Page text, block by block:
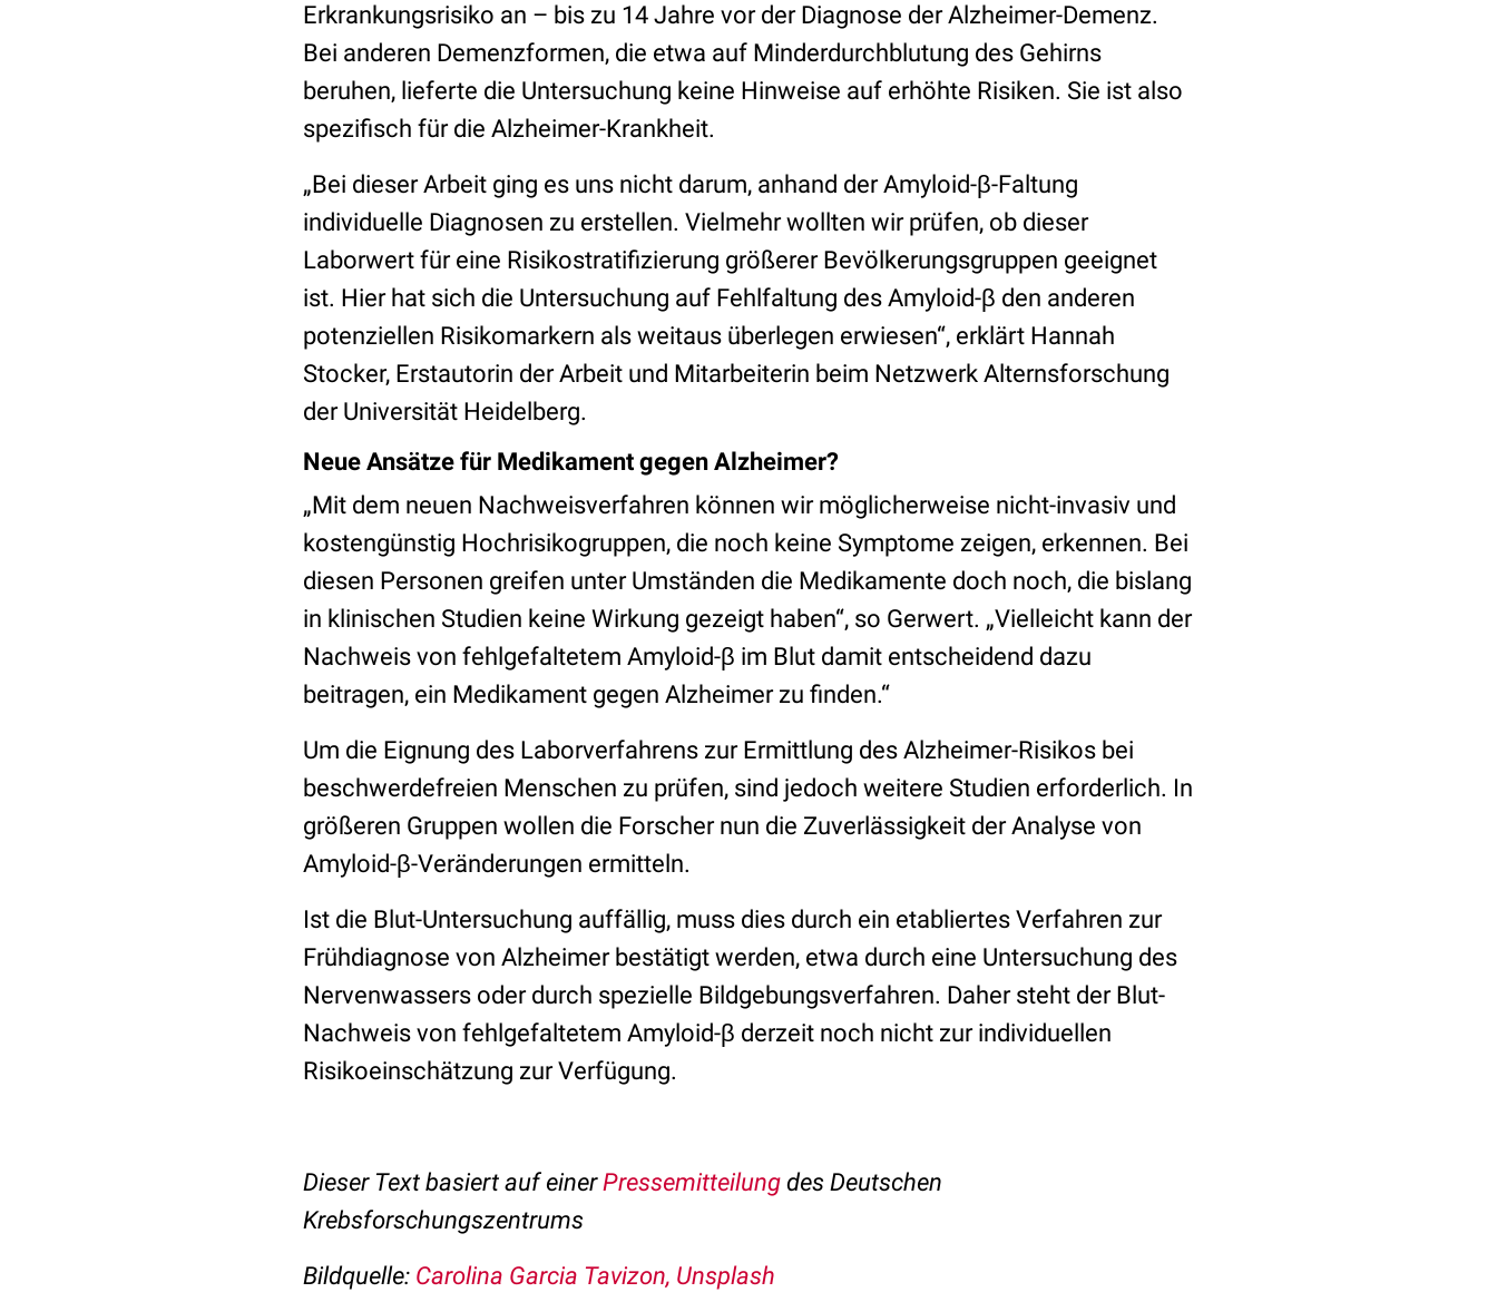
Erkrankungsrisiko an – bis zu 14 Jahre vor der Diagnose der Alzheimer-Demenz.
Bei anderen Demenzformen, die etwa auf Minderdurchblutung des Gehirns
beruhen, lieferte die Untersuchung keine Hinweise auf erhöhte Risiken. Sie ist also
spezifisch für die Alzheimer-Krankheit.
„Bei dieser Arbeit ging es uns nicht darum, anhand der Amyloid-β-Faltung
individuelle Diagnosen zu erstellen. Vielmehr wollten wir prüfen, ob dieser
Laborwert für eine Risikostratifizierung größerer Bevölkerungsgruppen geeignet
ist. Hier hat sich die Untersuchung auf Fehlfaltung des Amyloid-β den anderen
potenziellen Risikomarkern als weitaus überlegen erwiesen“, erklärt Hannah
Stocker, Erstautorin der Arbeit und Mitarbeiterin beim Netzwerk Alternsforschung
der Universität Heidelberg.
Neue Ansätze für Medikament gegen Alzheimer?
„Mit dem neuen Nachweisverfahren können wir möglicherweise nicht-invasiv und
kostengünstig Hochrisikogruppen, die noch keine Symptome zeigen, erkennen. Bei
diesen Personen greifen unter Umständen die Medikamente doch noch, die bislang
in klinischen Studien keine Wirkung gezeigt haben“, so Gerwert. „Vielleicht kann der
Nachweis von fehlgefaltetem Amyloid-β im Blut damit entscheidend dazu
beitragen, ein Medikament gegen Alzheimer zu finden.“
Um die Eignung des Laborverfahrens zur Ermittlung des Alzheimer-Risikos bei
beschwerdefreien Menschen zu prüfen, sind jedoch weitere Studien erforderlich. In
größeren Gruppen wollen die Forscher nun die Zuverlässigkeit der Analyse von
Amyloid-β-Veränderungen ermitteln.
Ist die Blut-Untersuchung auffällig, muss dies durch ein etabliertes Verfahren zur
Frühdiagnose von Alzheimer bestätigt werden, etwa durch eine Untersuchung des
Nervenwassers oder durch spezielle Bildgebungsverfahren. Daher steht der Blut-
Nachweis von fehlgefaltetem Amyloid-β derzeit noch nicht zur individuellen
Risikoeinschätzung zur Verfügung.
Dieser Text basiert auf einerPressemitteilung des Deutschen
Krebsforschungszentrums
Bildquelle: Carolina Garcia Tavizon, Unsplash